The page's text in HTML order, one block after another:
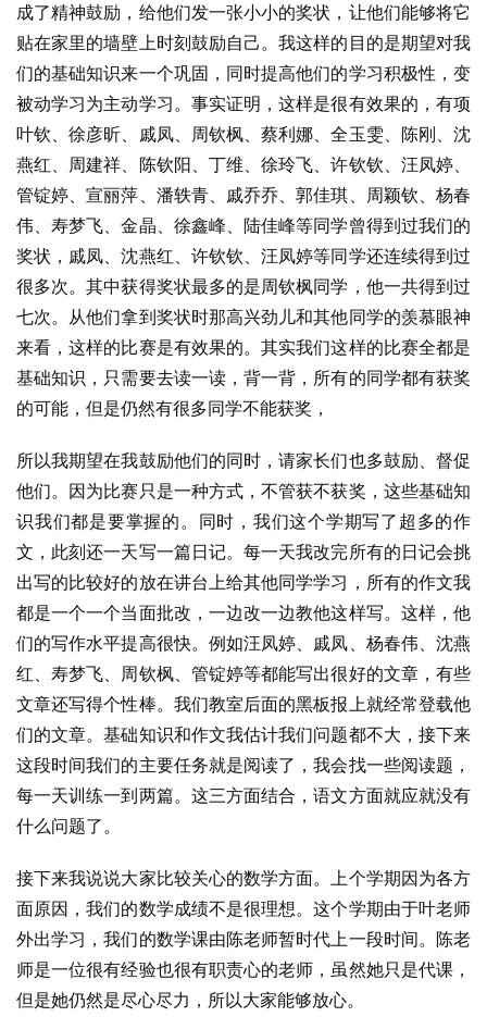
成了精神鼓励，给他们发一张小小的奖状，让他们能够将它
贴在家里的墙壁上时刻鼓励自己。我这样的目的是期望对我
们的基础知识来一个巩固，同时提高他们的学习积极性，变
被动学习为主动学习。事实证明，这样是很有效果的，有项
叶钦、徐彦昕、戚凤、周钦枫、蔡利娜、全玉雯、陈刚、沈
燕红、周建祥、陈钦阳、丁维、徐玲飞、许钦钦、汪凤婷、
管锭婷、宣丽萍、潘轶青、戚乔乔、郭佳琪、周颖钦、杨春
伟、寿梦飞、金晶、徐鑫峰、陆佳峰等同学曾得到过我们的
奖状，戚凤、沈燕红、许钦钦、汪凤婷等同学还连续得到过
很多次。其中获得奖状最多的是周钦枫同学，他一共得到过
七次。从他们拿到奖状时那高兴劲儿和其他同学的羡慕眼神
来看，这样的比赛是有效果的。其实我们这样的比赛全都是
基础知识，只需要去读一读，背一背，所有的同学都有获奖
的可能，但是仍然有很多同学不能获奖，
所以我期望在我鼓励他们的同时，请家长们也多鼓励、督促
他们。因为比赛只是一种方式，不管获不获奖，这些基础知
识我们都是要掌握的。同时，我们这个学期写了超多的作
文，此刻还一天写一篇日记。每一天我改完所有的日记会挑
出写的比较好的放在讲台上给其他同学学习，所有的作文我
都是一个一个当面批改，一边改一边教他这样写。这样，他
们的写作水平提高很快。例如汪凤婷、戚凤、杨春伟、沈燕
红、寿梦飞、周钦枫、管锭婷等都能写出很好的文章，有些
文章还写得个性棒。我们教室后面的黑板报上就经常登载他
们的文章。基础知识和作文我估计我们问题都不大，接下来
这段时间我们的主要任务就是阅读了，我会找一些阅读题，
每一天训练一到两篇。这三方面结合，语文方面就应就没有
什么问题了。
接下来我说说大家比较关心的数学方面。上个学期因为各方
面原因，我们的数学成绩不是很理想。这个学期由于叶老师
外出学习，我们的数学课由陈老师暂时代上一段时间。陈老
师是一位很有经验也很有职责心的老师，虽然她只是代课，
但是她仍然是尽心尽力，所以大家能够放心。